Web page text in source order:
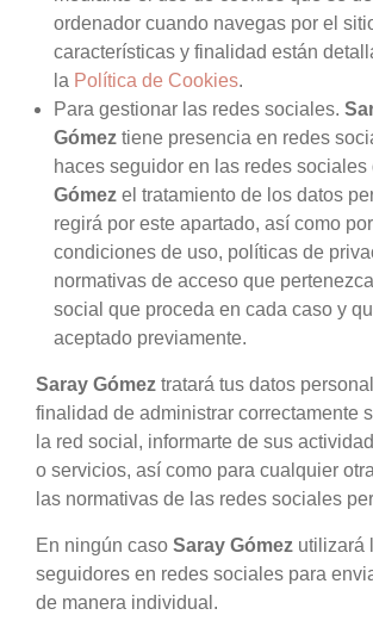
ordenador cuando navegas por el
características y finalidad están
la Política de Cookies.
Para gestionar las redes sociales.
Gómez tiene presencia en redes
haces seguidor en las redes sociales
Gómez el tratamiento de los datos
regirá por este apartado, así como
condiciones de uso, políticas de
normativas de acceso que
social que proceda en cada caso y
aceptado previamente.
Saray Gómez tratará tus datos
finalidad de administrar correctamente
la red social, informarte de sus
o servicios, así como para cualquier
las normativas de las redes sociales
En ningún caso Saray Gómez utilizará
seguidores en redes sociales para
de manera individual.